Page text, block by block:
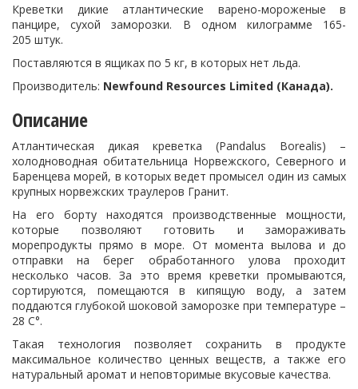
Креветки дикие атлантические варено-мороженые в
панцире, сухой заморозки. В одном килограмме 165-
205 штук.
Поставляются в ящиках по 5 кг, в которых нет льда.
Производитель: Newfound Resources Limited (Канада).
Описание
Атлантическая дикая креветка (Pandalus Borealis) –
холодноводная обитательница Норвежского, Северного и
Баренцева морей, в которых ведет промысел один из самых
крупных норвежских траулеров Гранит.
На его борту находятся производственные мощности,
которые позволяют готовить и замораживать
морепродукты прямо в море. От момента вылова и до
отправки на берег обработанного улова проходит
несколько часов. За это время креветки промываются,
сортируются, помещаются в кипящую воду, а затем
поддаются глубокой шоковой заморозке при температуре –
28 С°.
Такая технология позволяет сохранить в продукте
максимальное количество ценных веществ, а также его
натуральный аромат и неповторимые вкусовые качества.